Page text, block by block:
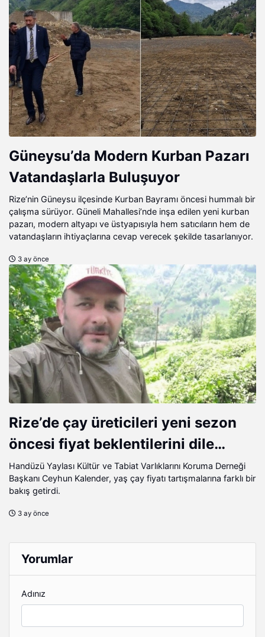
Bayındır’ın Ensonhaber’e verdiği özel röportaj.
Güneysu’da Modern Kurban Pazarı
Vatandaşlarla Buluşuyor
Rize’nin Güneysu ilçesinde Kurban Bayramı öncesi hummalı bir
çalışma sürüyor. Güneli Mahallesi’nde inşa edilen yeni kurban
pazarı, modern altyapı ve üstyapısıyla hem satıcıların hem de
vatandaşların ihtiyaçlarına cevap verecek şekilde tasarlanıyor.
3 ay önce
Rize’de çay üreticileri yeni sezon
öncesi fiyat beklentilerini dile
getiriyor.
Handüzü Yaylası Kültür ve Tabiat Varlıklarını Koruma Derneği
Başkanı Ceyhun Kalender, yaş çay fiyatı tartışmalarına farklı bir
bakış getirdi.
3 ay önce
Yorumlar
Adınız